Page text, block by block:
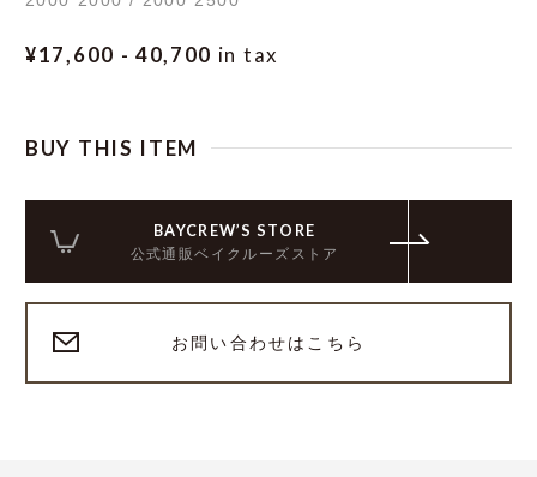
¥17,600 - 40,700 in tax
BUY THIS ITEM
BAYCREW’S STORE
公式通販ベイクルーズストア
お問い合わせはこちら